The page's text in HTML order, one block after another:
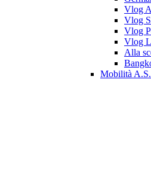
Vlog
Vlog
Vlog
Vlog
Alla
Mobilità